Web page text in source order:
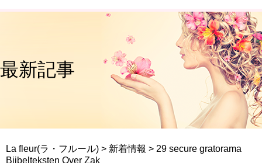
最新記事
La fleur(ラ・フルール) > 新着情報 > 29 secure gratorama
Bijbelteksten Over Zak